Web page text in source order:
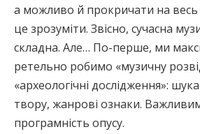
а можливо й прокричати на весь
це зрозуміти. Звісно, сучасна
складна. Але… По-перше, ми
ретельно робимо «музичну
«археологічні дослідження»:
твору, жанрові ознаки.
програмність опусу.